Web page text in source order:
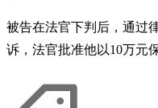
被告在法官下判后，通过
诉，法官批准他以10万元